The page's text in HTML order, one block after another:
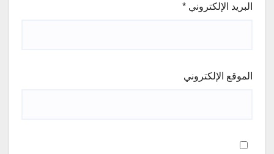
البريد الإلكتروني *
الموقع الإلكتروني